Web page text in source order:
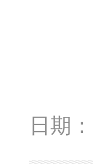
日期：